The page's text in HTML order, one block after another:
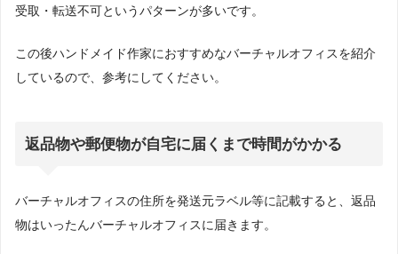
受取・転送不可というパターンが多いです。
この後ハンドメイド作家におすすめなバーチャルオフィスを紹介
しているので、参考にしてください。
返品物や郵便物が自宅に届くまで時間がかかる
バーチャルオフィスの住所を発送元ラベル等に記載すると、返品
物はいったんバーチャルオフィスに届きます。